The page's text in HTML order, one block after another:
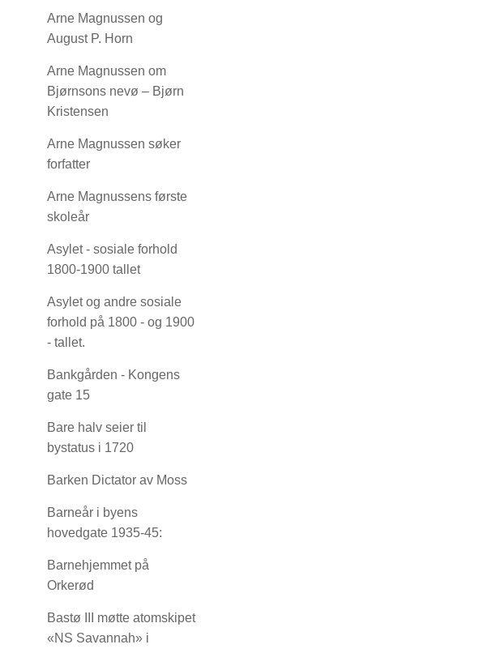
Arne Magnussen og
August P. Horn
Arne Magnussen om
Bjørnsons nevø – Bjørn
Kristensen
Arne Magnussen søker
forfatter
Arne Magnussens første
skoleår
Asylet - sosiale forhold
1800-1900 tallet
Asylet og andre sosiale
forhold på 1800 - og 1900
- tallet.
Bankgården - Kongens
gate 15
Bare halv seier til
bystatus i 1720
Barken Dictator av Moss
Barneår i byens
hovedgate 1935-45:
Barnehjemmet på
Orkerød
Bastø III møtte atomskipet
«NS Savannah» i